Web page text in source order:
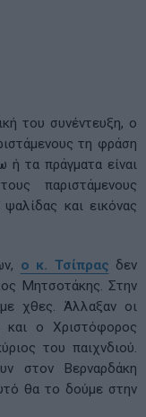
του συνέντευξη, ο
τη φράση
ή τα πράγματα είναι
παριστάμενους
και εικόνας
ο κ. Τσίπρας δεν
Μητσοτάκης. Στην
χθες. Άλλαξαν οι
ο Χριστόφορος
του παιχνδιού.
στον Βερναρδάκη
θα το δούμε στην